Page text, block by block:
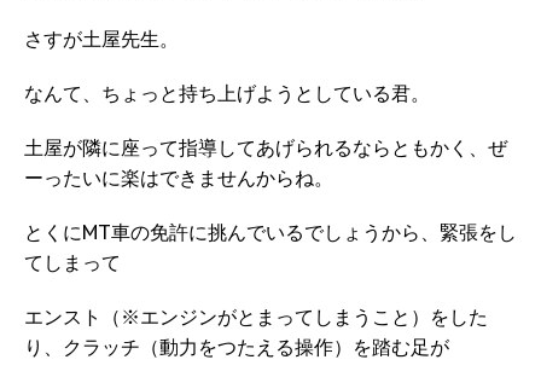
さすが土屋先生。
なんて、ちょっと持ち上げようとしている君。
土屋が隣に座って指導してあげられるならともかく、ぜ
ーったいに楽はできませんからね。
とくにMT車の免許に挑んでいるでしょうから、緊張をし
てしまって
エンスト（※エンジンがとまってしまうこと）をした
り、クラッチ（動力をつたえる操作）を踏む足が